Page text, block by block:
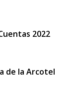
2022
de la Arcotel